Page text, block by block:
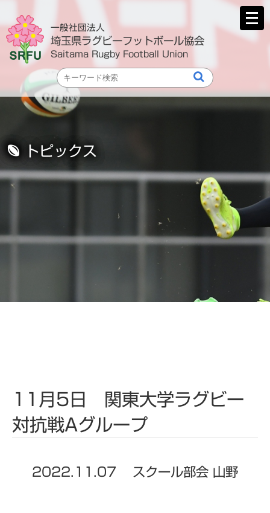
一般社団法人
埼玉県ラグビーフットボール協会
Saitama Rugby Football Union
メ
ニ
ュ
く
トピックス
11月5日 関東大学ラグビー
対抗戦Aグループ
2022.11.07 スクール部会 山野